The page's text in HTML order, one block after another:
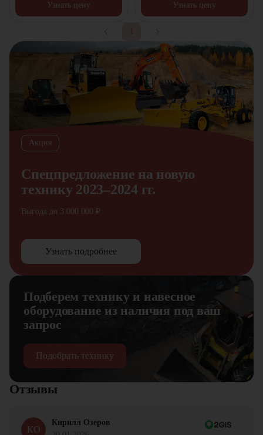
Узнать цену Узнать цену
Акция
Спецпредложение на новую
технику 2023–2024 гг.
Выгода до 3 000 000 ₽
Узнать подробнее
Подберем технику и навесное
оборудование из наличия под ваш
запрос
Подобрать технику
Отзывы
КО
Кирилл Озеров